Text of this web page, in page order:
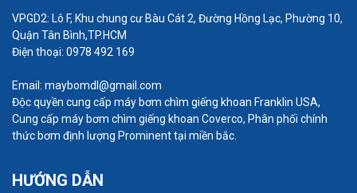
Trước khi thời tiết lạnh đến, hãy kiểm tra xem dầu
có phù hợp với điều kiện thời tiết hay không bằng
cách kiểm tra độ nhớt hoặc “trọng lượng” của dầu
so với nhiệt độ không khí dự kiến lạnh nhất. Bạn
có thể phải thay nhiều loại dầu khác nhau và bôi
trơn hệ thống thường xuyên hơn để giữ cho hệ
Vận hành cẩn thận
VPGD2: Lô F, Khu chung cư Bàu Cát 2, Đường Hồng Lạc, Phường 10,
Quận Tân Bình,TP.HCM
Điện thoại: 0978 492 169
Email: maybomdl@gmail.com
Độc quyền cung cấp máy bơm chìm giếng khoan Franklin USA,
Cung cấp máy bơm chìm giếng khoan Coverco, Phân phối chính
thức bơm định lượng Prominent tại miền bắc.
HƯỚNG DẪN